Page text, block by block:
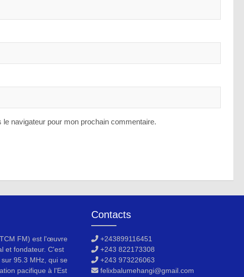
navigateur pour mon prochain commentaire.
FM) est l'œuvre
et fondateur. C'est
95.3 MHz, qui se
pacifique à l'Est
Contacts
+243899116451
+243 822173308
+243 973226063
felixbalumehangi@gmail.com